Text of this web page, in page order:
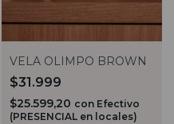
VELA OLIMPO BROWN
$31.999
$25.599,20 con Efectivo
(PRESENCIAL en locales)